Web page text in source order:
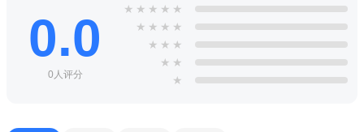
5、金似繁花，坐享荣华富贵。
创业人生H5安卓版玩法
0.0
0人评分
★ ★ ★ ★ ★
★ ★ ★ ★
★ ★ ★
★ ★
★